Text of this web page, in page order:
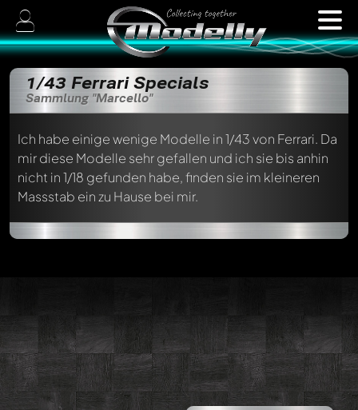
1/43 Ferrari Specials
Sammlung "Marcello"
Ich habe einige wenige Modelle in 1/43 von Ferrari. Da
mir diese Modelle sehr gefallen und ich sie bis anhin
nicht in 1/18 gefunden habe, finden sie im kleineren
Massstab ein zu Hause bei mir.